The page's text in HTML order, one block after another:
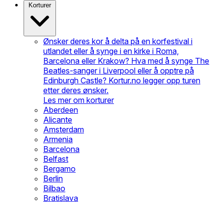
Korturer
Ønsker deres kor å delta på en korfestival i
utlandet eller å synge i en kirke i Roma,
Barcelona eller Krakow? Hva med å synge The
Beatles-sanger i Liverpool eller å opptre på
Edinburgh Castle? Kortur.no legger opp turen
etter deres ønsker.
Les mer om korturer
Aberdeen
Alicante
Amsterdam
Armenia
Barcelona
Belfast
Bergamo
Berlin
Bilbao
Bratislava